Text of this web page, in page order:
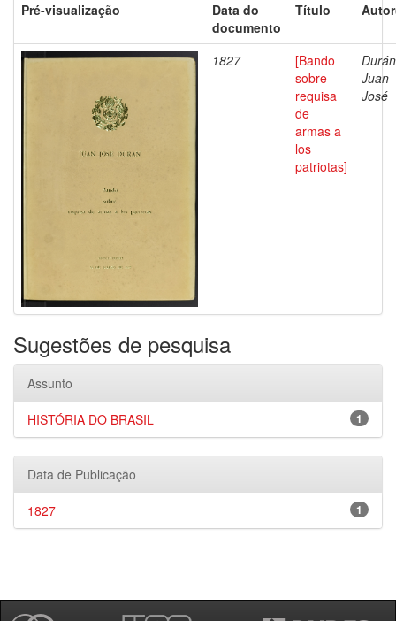
Pré-visualização
Data do
documento
Título
1827
[Bando
sobre
requisa
de
armas a
los
patriotas]
Juan
José
Sugestões de pesquisa
Assunto
1
HISTÓRIA DO BRASIL
Data de Publicação
1
1827